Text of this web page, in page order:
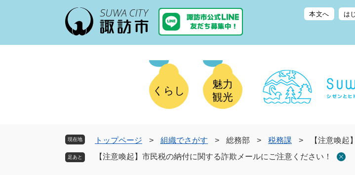
本文へ は
くらし
魅力
観光
現在地 トップページ > 組織でさがす > 総務部 > 税務課 >
【注意喚起
【注意喚起】市民税の納付に関する詐欺メールにご注意ください！